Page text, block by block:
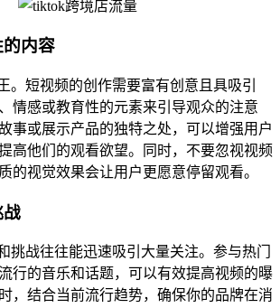
的内容
。短视频的创作需要富有创意且具吸引
情感或教育性的元素来引导观众的注意
事或展示产品的独特之处，可以增强用户
高他们的观看欲望。同时，不要忽视视频
的视觉效果会让用户更愿意停留观看。
战
挑战往往能迅速吸引大量关注。参与热门
行的音乐和话题，可以有效提高视频的曝
，结合当前流行趋势，确保你的品牌在消